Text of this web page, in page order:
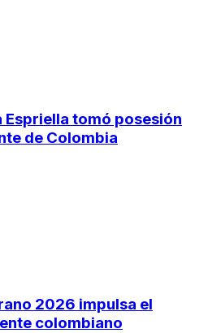
Espriella tomó posesión
de Colombia
2026 impulsa el
colombiano